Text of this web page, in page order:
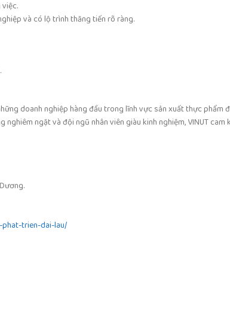
và có lộ trình thăng tiến rõ ràng.
doanh nghiệp hàng đầu trong lĩnh vực sản xuất thực phẩm
ngặt và đội ngũ nhân viên giàu kinh nghiệm, VINUT cam
trien-dai-lau/